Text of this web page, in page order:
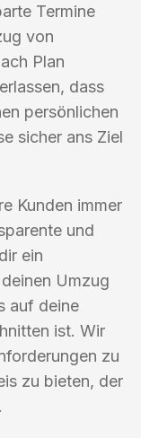
Termine
von
Plan
dass
persönlichen
sicher ans Ziel
Kunden immer
und
ein
Umzug
auf deine
ist. Wir
zu
zu bieten, der